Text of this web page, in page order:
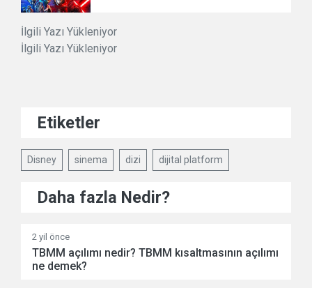
İlgili Yazı Yükleniyor
İlgili Yazı Yükleniyor
Etiketler
Disney sinema dizi dijital platform
Daha fazla Nedir?
2 yil önce
TBMM açılımı nedir? TBMM kısaltmasının açılımı
ne demek?